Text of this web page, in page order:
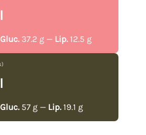
Gluc. 37.2 g — Lip. 12.5 g
Gluc. 57 g — Lip. 19.1 g